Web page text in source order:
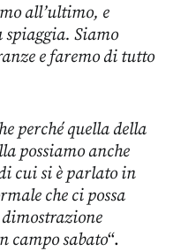
all’ultimo, e
spiaggia. Siamo
e faremo di tutto
perché quella della
possiamo anche
cui si è parlato in
che ci possa
campo sabato“.